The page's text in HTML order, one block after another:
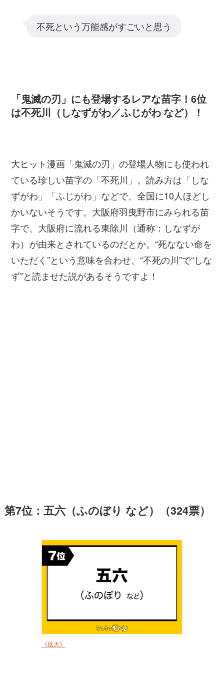
不死という万能感がすごいと思う
「鬼滅の刃」にも登場するレアな苗字！6位
は不死川（しなずがわ／ふじがわ など）！
大ヒット漫画「鬼滅の刃」の登場人物にも使われ
ている珍しい苗字の「不死川」。読み方は「しな
ずがわ」「ふじがわ」などで、全国に10人ほどし
かいないそうです。大阪府羽曳野市にみられる苗
字で、大阪府に流れる東除川（通称：しなずが
わ）が由来とされているのだとか。“死なない命を
いただく”という意味を合わせ、“不死の川”で“しな
ず”と読ませた説があるそうですよ！
第7位：五六（ふのぼり など）（324票）
《拡大》